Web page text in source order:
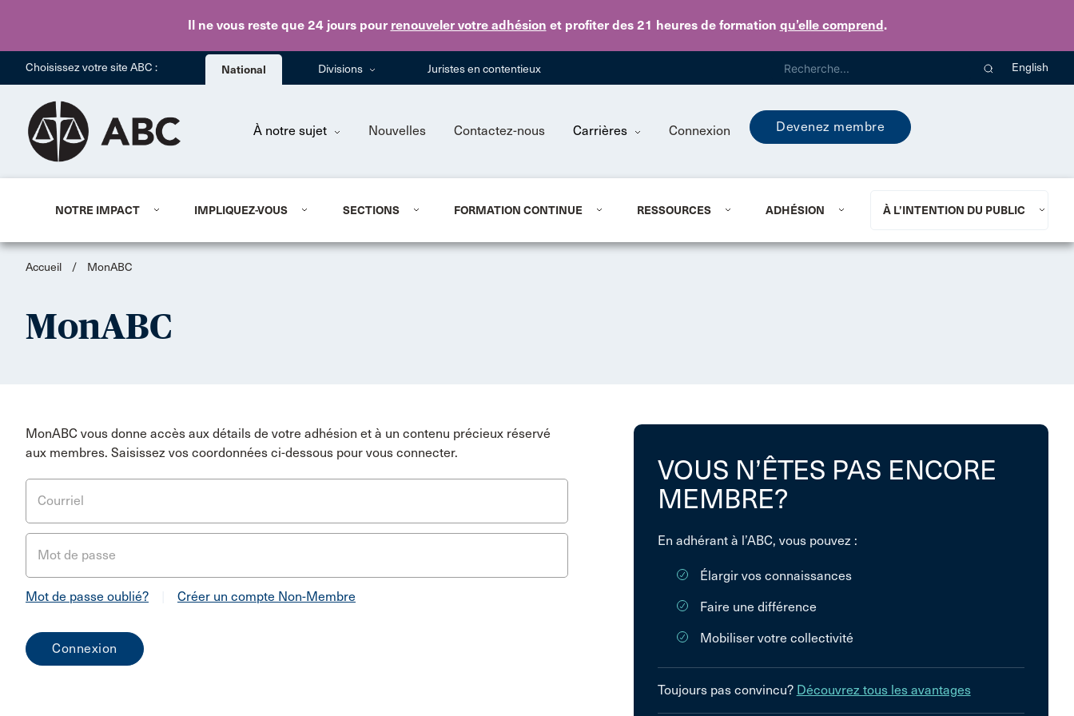
Il ne vous reste que 24 jourspour renouveler votre adhésion et profiter des 21 heures de formation qu’elle comprend.
Skip to main content
Choisissez votre site ABC : National Divisions Juristes en contentieux English
À notre sujet Nouvelles Contactez-nous Carrières Connexion Devenez membre
NOTRE IMPACT IMPLIQUEZ-VOUS SECTIONS FORMATION CONTINUE RESSOURCES ADHÉSION À L’INTENTION DU PUBLIC
Accueil / MonABC
MonABC
MonABC vous donne accès aux détails de votre adhésion et à un contenu précieux réservé
aux membres. Saisissez vos coordonnées ci-dessous pour vous connecter.
Courriel
Mot de passe
Mot de passe oublié? Créer un compte Non-Membre
VOUS N’ÊTES PAS ENCORE
MEMBRE?
En adhérant à l’ABC, vous pouvez :
Élargir vos connaissances
Faire une différence
Mobiliser votre collectivité
Toujours pas convincu? Découvrez tous les avantages